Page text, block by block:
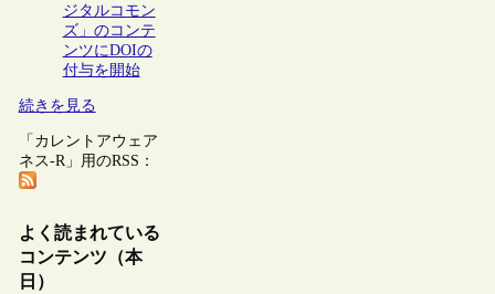
ジタルコモン
ズ」のコンテ
ンツにDOIの
付与を開始
続きを見る
「カレントアウェア
ネス-R」用のRSS：
よく読まれている
コンテンツ（本
日）